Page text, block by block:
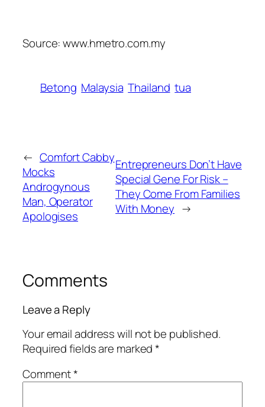
Source: www.hmetro.com.my
Betong Malaysia Thailand tua
← Comfort Cabby
Mocks
Androgynous
Man, Operator
Apologises
Entrepreneurs Don’t Have
Special Gene For Risk –
They Come From Families
With Money →
Comments
Leave a Reply
Your email address will not be published.
Required fields are marked*
Comment*